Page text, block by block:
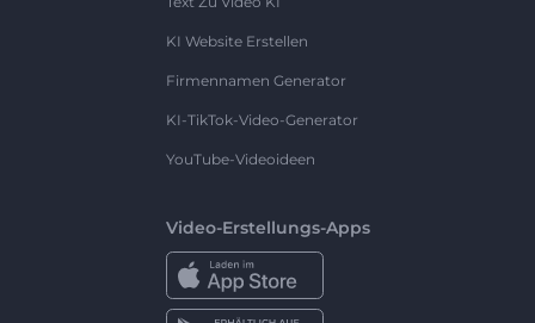
KI Website Erstellen
Firmennamen Generator
KI-TikTok-Video-Generator
YouTube-Videoideen
Video-Erstellungs-Apps